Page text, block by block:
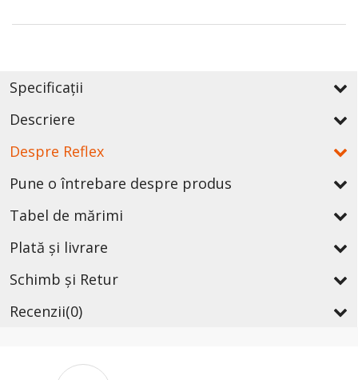
Specificații
Descriere
Despre Reflex
Pune o întrebare despre produs
Tabel de mărimi
Plată și livrare
Schimb și Retur
Recenzii(0)